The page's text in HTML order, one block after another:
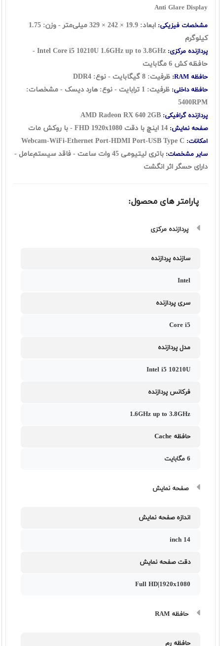
Anti Glare Display
مشخصات فیزیکی:
ابعاد: 19.9 × 242 × 329 میلی‌متر - وزن: 1.75
کیلوگرم
پردازنده مرکزی:
Intel Core i5 10210U 1.6GHz up to 3.8GHz -
حافظه کش 6 مگابایت
حافظه RAM: ظرفیت: 8 گيگابايت - نوع: DDR4
حافظه داخلی:
ظرفیت: 1 ترابايت - نوع: هارد ديسک - مشخصات:
5400RPM
پردازنده گرافیکی:
صفحه نمایش:
امکانات:
سایر مشخصات:
باتری لیتیومی 45 وات ساعت - فاقد سيستم‌عامل -
دارای حسگر اثر انگشت
پارامتر های محصول:
پردازنده مرکزی
سازنده پردازنده
Intel
سری پردازنده
Core i5
مدل پردازنده
Intel i5 10210U
فرکانس پردازنده
1.6GHz up to 3.8GHz
حافظه Cache
6 مگابایت
صفحه نمایش
اندازه صفحه نمایش
14 inch
دقت صفحه نمایش
Full HD|1920x1080
حافظه RAM
حافظه رم